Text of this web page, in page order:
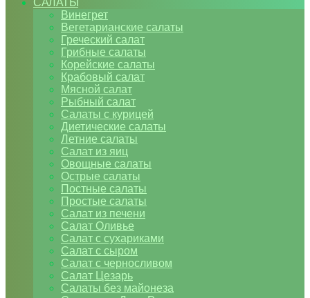
САЛАТЫ
Винегрет
Вегетарианские салаты
Греческий салат
Грибные салаты
Корейские салаты
Крабовый салат
Мясной салат
Рыбный салат
Салаты с курицей
Диетические салаты
Летние салаты
Салат из яиц
Овощные салаты
Острые салаты
Постные салаты
Простые салаты
Салат из печени
Салат Оливье
Салат с сухариками
Салат с сыром
Салат с черносливом
Салат Цезарь
Салаты без майонеза